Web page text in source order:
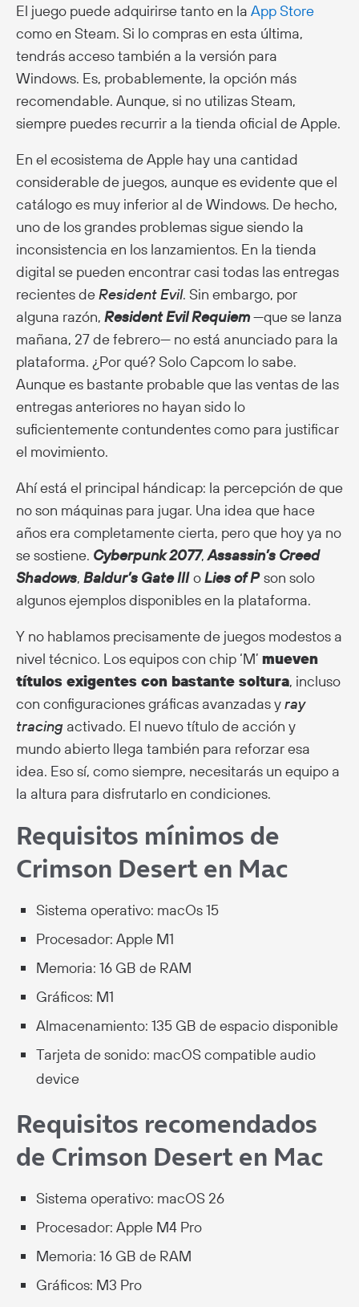
El juego puede adquirirse tanto en la App Store
como en Steam. Si lo compras en esta última,
tendrás acceso también a la versión para
Windows. Es, probablemente, la opción más
recomendable. Aunque, si no utilizas Steam,
siempre puedes recurrir a la tienda oficial de Apple.
En el ecosistema de Apple hay una cantidad
considerable de juegos, aunque es evidente que el
catálogo es muy inferior al de Windows. De hecho,
uno de los grandes problemas sigue siendo la
inconsistencia en los lanzamientos. En la tienda
digital se pueden encontrar casi todas las entregas
recientes deResident Evil. Sin embargo, por
alguna razón, Resident Evil Requiem—que se lanza
mañana, 27 de febrero— no está anunciado para la
plataforma. ¿Por qué? Solo Capcom lo sabe.
Aunque es bastante probable que las ventas de las
entregas anteriores no hayan sido lo
suficientemente contundentes como para justificar
el movimiento.
Ahí está el principal hándicap: la percepción de que
no son máquinas para jugar. Una idea que hace
años era completamente cierta, pero que hoy ya no
se sostiene. Cyberpunk 2077,Assassin’s Creed
Shadows, Baldur’s Gate III oLies of P son solo
algunos ejemplos disponibles en la plataforma.
Y no hablamos precisamente de juegos modestos a
nivel técnico. Los equipos con chip ‘M’ mueven
títulos exigentes con bastante soltura, incluso
con configuraciones gráficas avanzadas yray
tracing activado. El nuevo título de acción y
mundo abierto llega también para reforzar esa
idea. Eso sí, como siempre, necesitarás un equipo a
la altura para disfrutarlo en condiciones.
Requisitos mínimos de
Crimson Desert en Mac
Sistema operativo: macOs 15
Procesador: Apple M1
Memoria: 16 GB de RAM
Gráficos: M1
Almacenamiento: 135 GB de espacio disponible
Tarjeta de sonido: macOS compatible audio
device
Requisitos recomendados
de Crimson Desert en Mac
Sistema operativo: macOS 26
Procesador: Apple M4 Pro
Memoria: 16 GB de RAM
Gráficos: M3 Pro